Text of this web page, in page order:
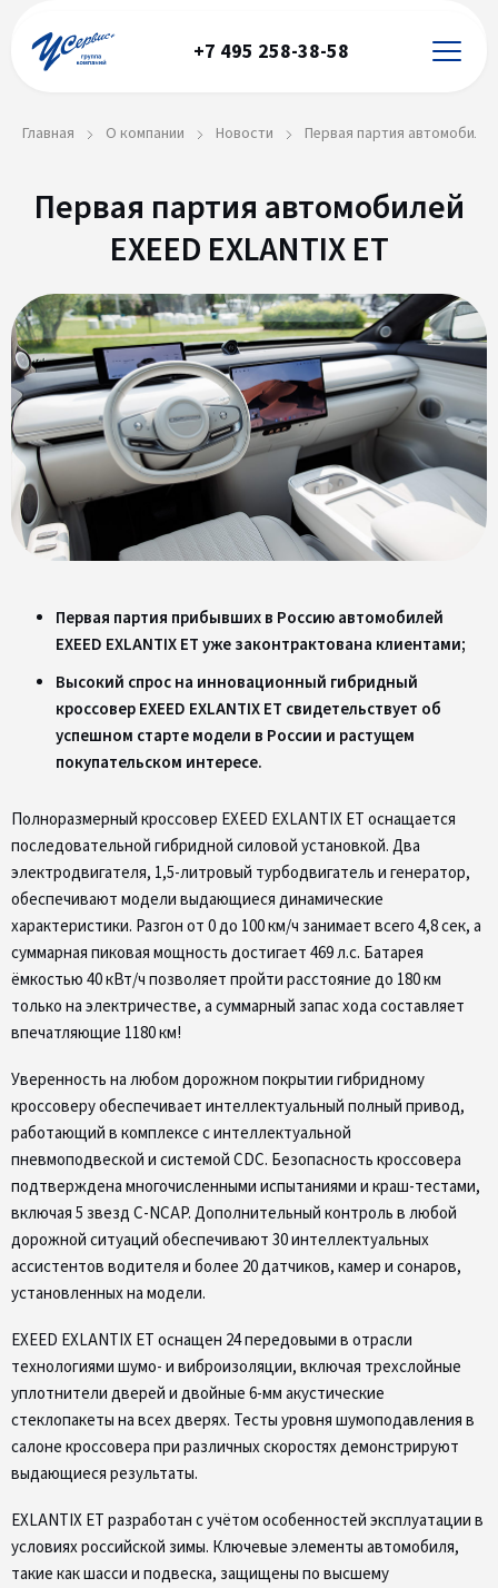
+7 495 258-38-58
Главная О компании Новости Первая партия автомобилей
Первая партия автомобилей
EXEED EXLANTIX ET
Первая партия прибывших в Россию автомобилей
EXEED EXLANTIX ET уже законтрактована клиентами;
Высокий спрос на инновационный гибридный
кроссовер EXEED EXLANTIX ET свидетельствует об
успешном старте модели в России и растущем
покупательском интересе.
Полноразмерный кроссовер EXEED EXLANTIX ET оснащается
последовательной гибридной силовой установкой. Два
электродвигателя, 1,5-литровый турбодвигатель и генератор,
обеспечивают модели выдающиеся динамические
характеристики. Разгон от 0 до 100 км/ч занимает всего 4,8 сек, а
суммарная пиковая мощность достигает 469 л.с. Батарея
ёмкостью 40 кВт/ч позволяет пройти расстояние до 180 км
только на электричестве, а суммарный запас хода составляет
впечатляющие 1180 км!
Уверенность на любом дорожном покрытии гибридному
кроссоверу обеспечивает интеллектуальный полный привод,
работающий в комплексе с интеллектуальной
пневмоподвеской и системой CDC. Безопасность кроссовера
подтверждена многочисленными испытаниями и краш-тестами,
включая 5 звезд C-NCAP. Дополнительный контроль в любой
дорожной ситуаций обеспечивают 30 интеллектуальных
ассистентов водителя и более 20 датчиков, камер и сонаров,
установленных на модели.
EXEED EXLANTIX ET оснащен 24 передовыми в отрасли
технологиями шумо- и виброизоляции, включая трехслойные
уплотнители дверей и двойные 6-мм акустические
стеклопакеты на всех дверях. Тесты уровня шумоподавления в
салоне кроссовера при различных скоростях демонстрируют
выдающиеся результаты.
EXLANTIX ET разработан с учётом особенностей эксплуатации в
условиях российской зимы. Ключевые элементы автомобиля,
такие как шасси и подвеска, защищены по высшему